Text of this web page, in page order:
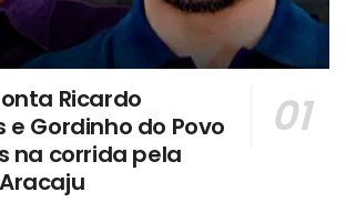
Ricardo
e Gordinho do Povo
na corrida pela